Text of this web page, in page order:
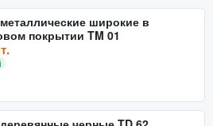
широкие в
покрытии TM 01